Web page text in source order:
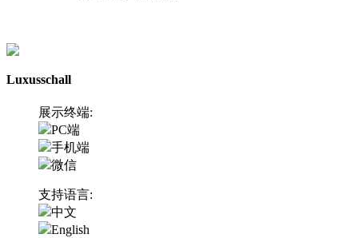
Luxusschall
展示终端:
PC端
手机端
微信
支持语言:
中文
English